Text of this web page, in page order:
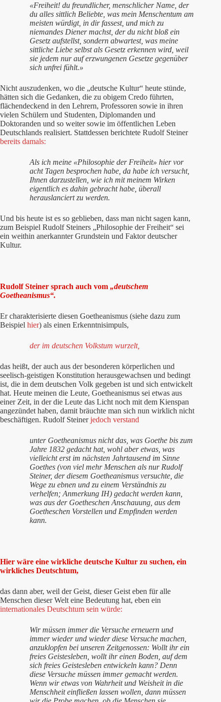
«Freiheit! du freundlicher, menschlicher Name, der
du alles sittlich Beliebte, was mein Menschentum am
meisten würdigt, in dir fassest, und mich zu
niemandes Diener machst, der du nicht bloß ein
Gesetz aufstellst, sondern abwartest, was meine
sittliche Liebe selbst als Gesetz erkennen wird, weil
sie jedem nur auf erzwungenen Gesetze gegenüber
sich unfrei fühlt.»
Nicht auszudenken, wo die „deutsche Kultur“ heute stünde,
hätten sich die Gedanken, die zu obigem Credo führten,
flächendeckend in den Lehrern, Professoren sowie in ihren
vielen Schülern und Studenten, Diplomanden und
Doktoranden und so weiter sowie im öffentlichen Leben
Deutschlands realisiert. Stattdessen berichtete Rudolf Steiner
bereits damals:
Als ich meine «Philosophie der Freiheit» hier vor
acht Tagen besprochen habe, da habe ich versucht,
Ihnen darzustellen, wie ich mit meinem Wirken
eigentlich es dahin gebracht habe, überall
herauslanciert zu werden.
Und bis heute ist es so geblieben, dass man nicht sagen kann,
zum Beispiel Rudolf Steiners „Philosophie der Freiheit“ sei
ein weithin anerkannter Grundstein und Faktor deutscher
Kultur.
Rudolf Steiner sprach auch vom „deutschem
Goetheanismus“.
Er charakterisierte diesen Goetheanismus (siehe dazu zum
Beispiel hier) als einen Erkenntnisimpuls,
der im deutschen Volkstum wurzelt,
das heißt, der auch aus der besonderen körperlichen und
seelisch-geistigen Konstitution herausgewachsen und bedingt
ist, die in dem deutschen Volk gegeben ist und sich entwickelt
hat. Heute meinen die Leute, Goetheanismus sei etwas aus
einer Zeit, in der die Leute das Licht noch mit dem Kienspan
angezündet haben, damit bräuchte man sich nun wirklich nicht
beschäftigen. Rudolf Steinerjedoch verstand
unter Goetheanismus nicht das, was Goethe bis zum
Jahre 1832 gedacht hat, wohl aber etwas, was
vielleicht erst im nächsten Jahrtausend im Sinne
Goethes (von viel mehr Menschen als nur Rudolf
Steiner, der diesem Goetheanismus versuchte, die
Wege zu ebnen und zu einem Verständnis zu
verhelfen; Anmerkung IH) gedacht werden kann,
was aus der Goetheschen Anschauung, aus dem
Goetheschen Vorstellen und Empfinden werden
kann.
Hier wäre eine wirkliche deutsche Kultur zu suchen, ein
wirkliches Deutschtum,
das dann aber, weil der Geist, dieser Geist eben für alle
Menschen dieser Welt eine Bedeutung hat, eben ein
internationales Deutschtum sein würde:
Wir müssen immer die Versuche erneuern und
immer wieder und wieder diese Versuche machen,
anzuklopfen bei unseren Zeitgenossen: Wollt ihr ein
freies Geistesleben, wollt ihr einen Boden, auf dem
sich freies Geistesleben entwickeln kann? Denn
diese Versuche müssen immer gemacht werden.
Wenn wir etwas von Wahrheit und Weisheit in die
Menschheit einfließen lassen wollen, dann müssen